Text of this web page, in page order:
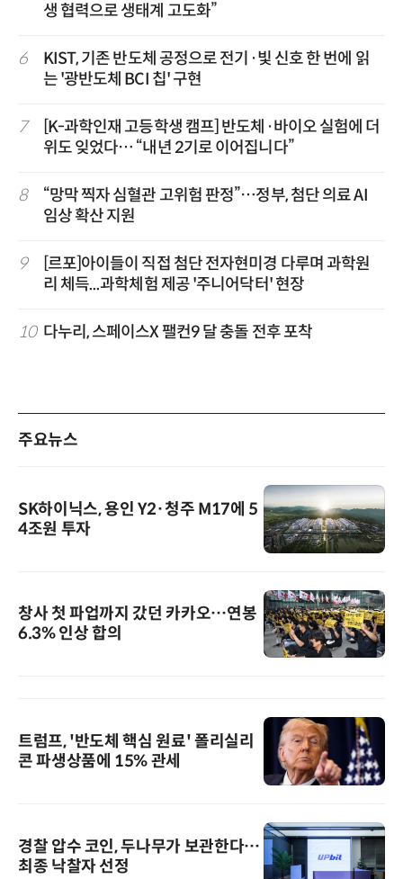
생 협력으로 생태계 고도화”
6
KIST, 기존 반도체 공정으로 전기·빛 신호 한 번에 읽
는 '광반도체 BCI 칩' 구현
7
[K-과학인재 고등학생 캠프] 반도체·바이오 실험에 더
위도 잊었다… “내년 2기로 이어집니다”
8
“망막 찍자 심혈관 고위험 판정”…정부, 첨단 의료 AI
임상 확산 지원
9
[르포]아이들이 직접 첨단 전자현미경 다루며 과학원
리 체득...과학체험 제공 '주니어닥터' 현장
10 다누리, 스페이스X 팰컨9 달 충돌 전후 포착
주요뉴스
SK하이닉스, 용인 Y2·청주 M17에 5
4조원 투자
창사 첫 파업까지 갔던 카카오…연봉
6.3% 인상 합의
트럼프, '반도체 핵심 원료' 폴리실리
콘 파생상품에 15% 관세
경찰 압수 코인, 두나무가 보관한다…
최종 낙찰자 선정